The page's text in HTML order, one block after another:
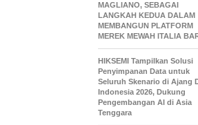
MAGLIANO, SEBAGAI
LANGKAH KEDUA DALAM
MEMBANGUN PLATFORM
MEREK MEWAH ITALIA
HIKSEMI Tampilkan Solusi
Penyimpanan Data untuk
Seluruh Skenario di Ajang
Indonesia 2026, Dukung
Pengembangan AI di Asia
Tenggara